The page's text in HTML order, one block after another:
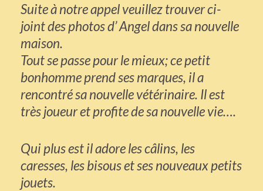
Suite à notre appel veuillez trouver ci-
joint des photos d’ Angel dans sa nouvelle
maison.
Tout se passe pour le mieux; ce petit
bonhomme prend ses marques, il a
rencontré sa nouvelle vétérinaire. Il est
très joueur et profite de sa nouvelle vie….
Qui plus est il adore les câlins, les
caresses, les bisous et ses nouveaux petits
jouets.